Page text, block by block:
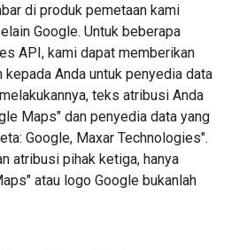
di produk pemetaan kami
Google. Untuk beberapa
API, kami dapat memberikan
Anda untuk penyedia data
teks atribusi Anda
Maps" dan penyedia data yang
Google, Maxar Technologies".
atribusi pihak ketiga, hanya
atau logo Google bukanlah